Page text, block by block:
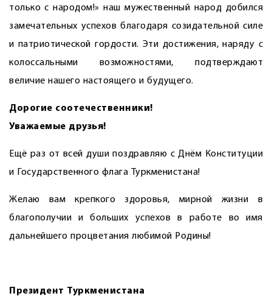
только с народом!» наш мужественный народ добился
замечательных успехов благодаря созидательной силе
и патрио­тической гордости. Эти достижения, наряду с
колоссальными возможностями, подтверждают
величие нашего настоящего и будущего.
Дорогие соотечественники!
Уважаемые друзья!
Ещё раз от всей души поздравляю с Днём Конституции
и Государственного флага Туркменистана!
Желаю вам крепкого здоровья, мирной жизни в
благополучии и больших успехов в работе во имя
дальнейшего процветания любимой Родины!
Президент Туркменистана